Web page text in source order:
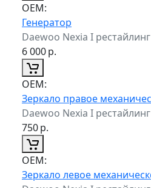
ОЕМ:
Генератор
Daewoo Nexia I
6 000р.
ОЕМ:
Зеркало правое
Daewoo Nexia I
750р.
ОЕМ:
Зеркало левое